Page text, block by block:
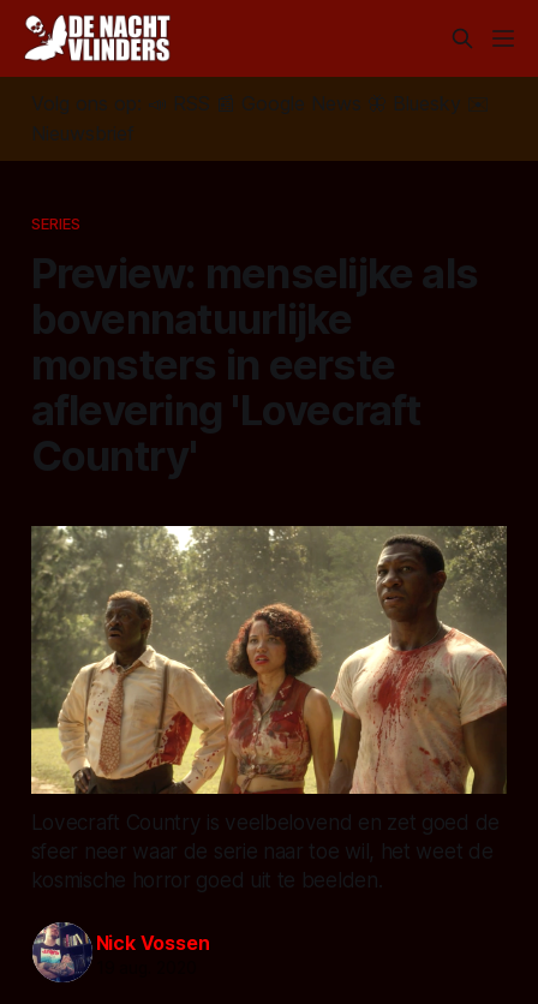
Volg ons op: 📣 RSS 📰 Google News 🦋 Bluesky
✉️
Nieuwsbrief
SERIES
Preview: menselijke als
bovennatuurlijke
monsters in eerste
aflevering 'Lovecraft
Country'
Lovecraft Country is veelbelovend en zet goed de
sfeer neer waar de serie naar toe wil, het weet de
kosmische horror goed uit te beelden.
Nick Vossen